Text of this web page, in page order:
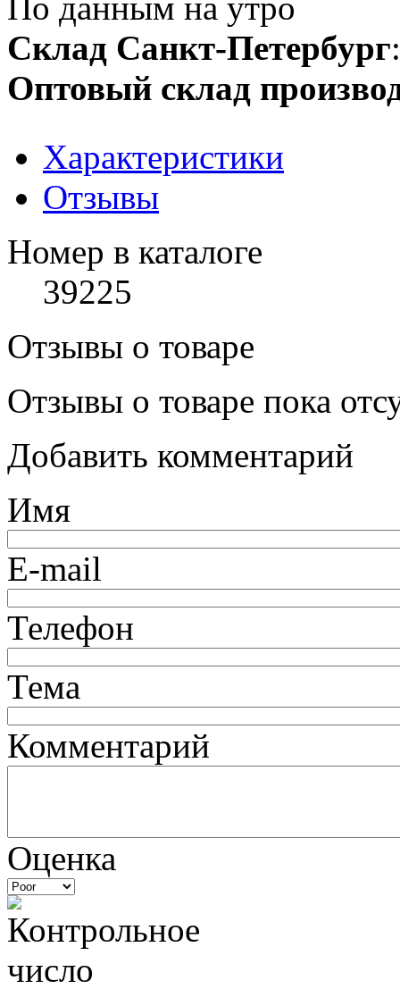
Склад Санкт-Петербург
Оптовый склад
Характеристики
Отзывы
Номер в каталоге
39225
Отзывы о товаре
Отзывы о товаре пока
Добавить комментарий
Имя
E-mail
Телефон
Тема
Комментарий
Оценка